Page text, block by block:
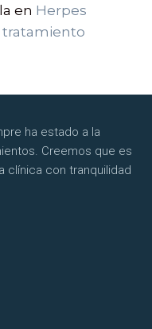
en Herpes
tratamiento
ha estado a la
Creemos que es
clínica con tranquilidad